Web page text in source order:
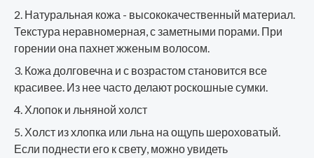
Натуральная кожа - высококачественный материал.
Текстура неравномерная, с заметными порами. При
горении она пахнет жженым волосом.
Кожа долговечна и с возрастом становится все
красивее. Из нее часто делают роскошные сумки.
Хлопок и льняной холст
Холст из хлопка или льна на ощупь шероховатый.
Если поднести его к свету, можно увидеть